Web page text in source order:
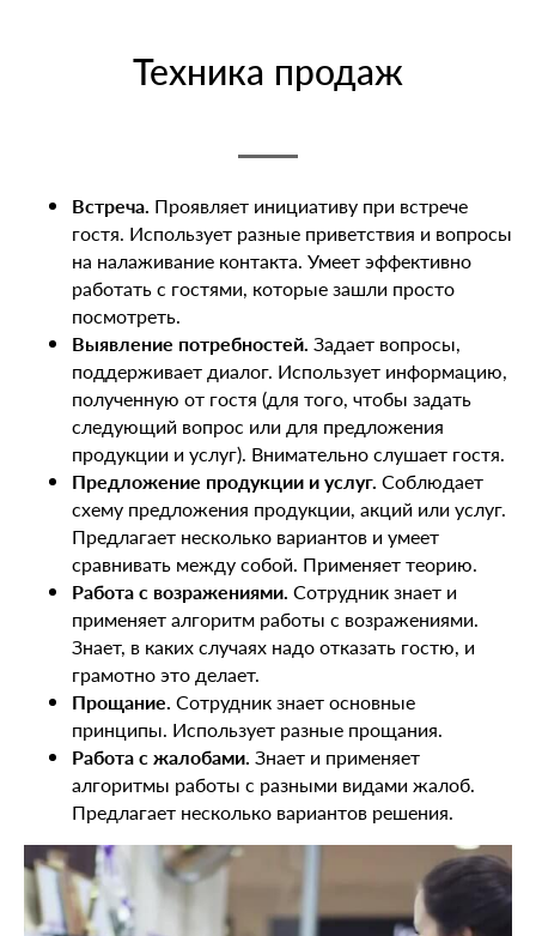
Техника продаж
Встреча. Проявляет инициативу при встрече
гостя. Использует разные приветствия и вопросы
на налаживание контакта. Умеет эффективно
работать с гостями, которые зашли просто
посмотреть.
Выявление потребностей. Задает вопросы,
поддерживает диалог. Использует информацию,
полученную от гостя (для того, чтобы задать
следующий вопрос или для предложения
продукции и услуг). Внимательно слушает гостя.
Предложение продукции и услуг. Соблюдает
схему предложения продукции, акций или услуг.
Предлагает несколько вариантов и умеет
сравнивать между собой. Применяет теорию.
Работа с возражениями. Сотрудник знает и
применяет алгоритм работы с возражениями.
Знает, в каких случаях надо отказать гостю, и
грамотно это делает.
Прощание. Сотрудник знает основные
принципы. Использует разные прощания.
Работа с жалобами. Знает и применяет
алгоритмы работы с разными видами жалоб.
Предлагает несколько вариантов решения.